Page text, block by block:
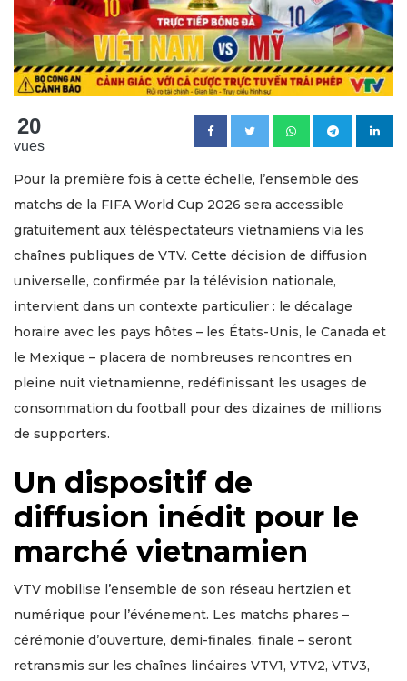
20
vues
Pour la première fois à cette échelle, l’ensemble des
matchs de la FIFA World Cup 2026 sera accessible
gratuitement aux téléspectateurs vietnamiens via les
chaînes publiques de VTV. Cette décision de diffusion
universelle, confirmée par la télévision nationale,
intervient dans un contexte particulier : le décalage
horaire avec les pays hôtes – les États-Unis, le Canada et
le Mexique – placera de nombreuses rencontres en
pleine nuit vietnamienne, redéfinissant les usages de
consommation du football pour des dizaines de millions
de supporters.
Un dispositif de
diffusion inédit pour le
marché vietnamien
VTV mobilise l’ensemble de son réseau hertzien et
numérique pour l’événement. Les matchs phares –
cérémonie d’ouverture, demi-finales, finale – seront
retransmis sur les chaînes linéaires VTV1, VTV2, VTV3,